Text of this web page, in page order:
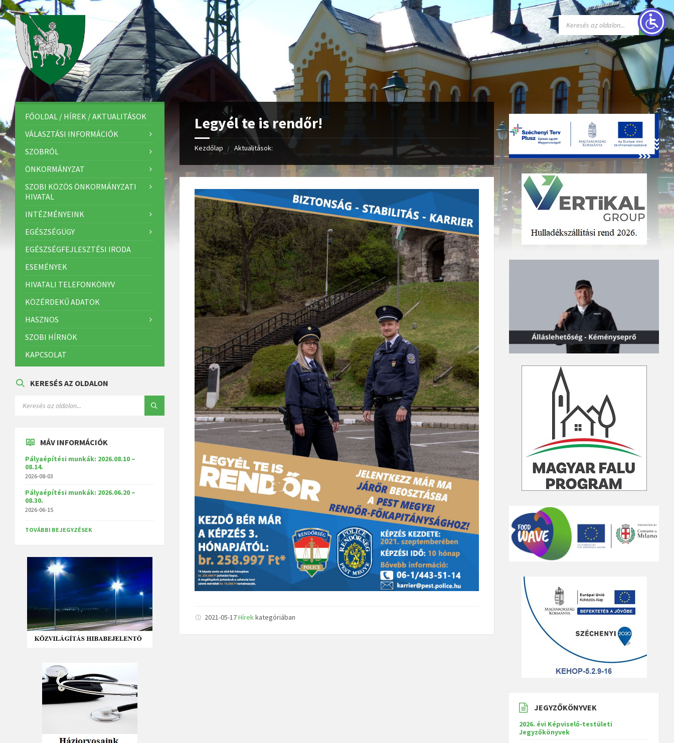
Legyél te is rendőr!
Kezdőlap Aktualitások:
2021-05-17Hírekkategóriában
FŐOLDAL / HÍREK / AKTUALITÁSOK
VÁLASZTÁSI INFORMÁCIÓK
SZOBRÓL
ÖNKORMÁNYZAT
SZOBI KÖZÖS ÖNKORMÁNYZATI
HIVATAL
INTÉZMÉNYEINK
EGÉSZSÉGÜGY
EGÉSZSÉGFEJLESZTÉSI IRODA
ESEMÉNYEK
HIVATALI TELEFONKÖNYV
KÖZÉRDEKŰ ADATOK
HASZNOS
SZOBI HÍRNÖK
KAPCSOLAT
KERESÉS AZ OLDALON
MÁV INFORMÁCIÓK
Pályaépítési munkák: 2026.08.10 –
08.14.
2026-08-03
Pályaépítési munkák: 2026.06.20 –
08.30.
2026-06-15
TOVÁBBI BEJEGYZÉSEK
JEGYZŐKÖNYVEK
2026. évi Képviselő-testületi
Jegyzőkönyvek